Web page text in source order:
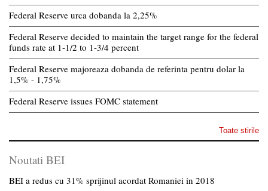
Federal Reserve urca dobanda la 2,25%
Federal Reserve decided to maintain the target range for the federal
funds rate at 1-1/2 to 1-3/4 percent
Federal Reserve majoreaza dobanda de referinta pentru dolar la
1,5% - 1,75%
Federal Reserve issues FOMC statement
Toate stirile
Noutati BEI
BEI a redus cu 31% sprijinul acordat Romaniei in 2018